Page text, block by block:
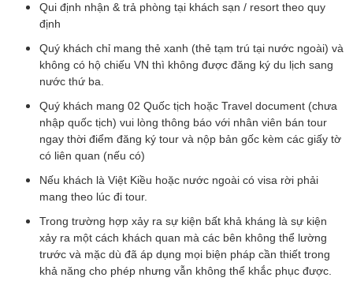
Qui định nhận & trả phòng tại khách sạn / resort theo quy
định
Quý khách chỉ mang thẻ xanh (thẻ tạm trú tại nước ngoài) và
không có hộ chiếu VN thì không được đăng ký du lịch sang
nước thứ ba.
Quý khách mang 02 Quốc tịch hoặc Travel document (chưa
nhập quốc tịch) vui lòng thông báo với nhân viên bán tour
ngay thời điểm đăng ký tour và nộp bản gốc kèm các giấy tờ
có liên quan (nếu có)
Nếu khách là Việt Kiều hoặc nước ngoài có visa rời phải
mang theo lúc đi tour.
Trong trường hợp xảy ra sự kiện bất khả kháng là sự kiện
xảy ra một cách khách quan mà các bên không thể lường
trước và mặc dù đã áp dụng mọi biện pháp cần thiết trong
khả năng cho phép nhưng vẫn không thể khắc phục được.